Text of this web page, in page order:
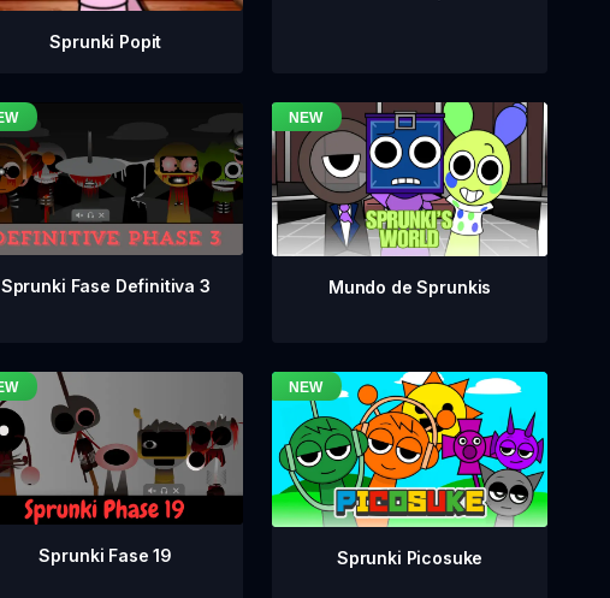
Sprunki Popit
Sprunki Fase Definitiva 3 Mundo de Sprunkis
Sprunki Fase 19 Sprunki Picosuke